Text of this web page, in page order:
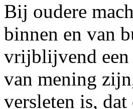
Bij oudere
binnen en van
vrijblijvend een
van mening
versleten is,